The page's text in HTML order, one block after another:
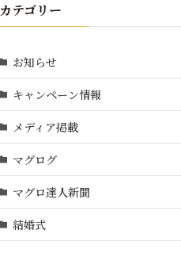
カテゴリー
お知らせ
キャンペーン情報
メディア掲載
マグログ
マグロ達人新聞
結婚式